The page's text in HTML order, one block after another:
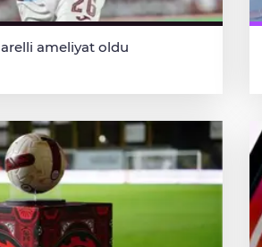
ameliyat oldu